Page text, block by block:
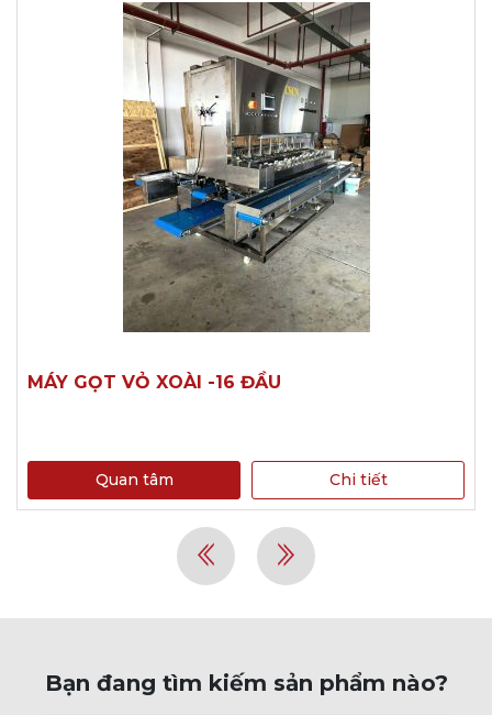
MÁY GỌT VỎ XOÀI -16 ĐẦU
Quan tâm Chi tiết
Bạn đang tìm kiếm sản phẩm nào?